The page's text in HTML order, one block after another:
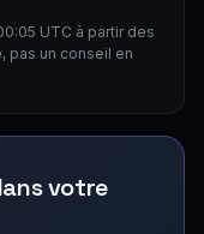
UTC à partir des
pas un conseil en
votre